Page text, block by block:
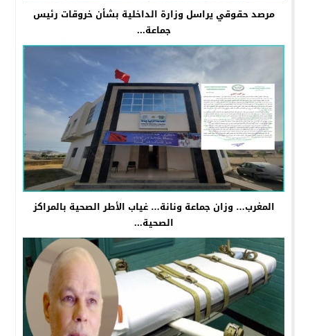
مرصد حقوقي يراسل وزارة الداخلية بشأن خروقات رئيس
جماعة...
المغرب… وزان جماعة ونانة… غياب الأطر الصحية بالمراكز
الصحية...